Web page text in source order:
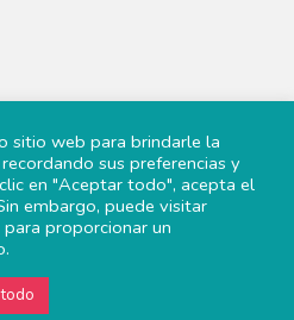
los derechos reservados.
sitio web para brindarle la
sus preferencias y
en "Aceptar todo", acepta el
embargo, puede visitar
proporcionar un